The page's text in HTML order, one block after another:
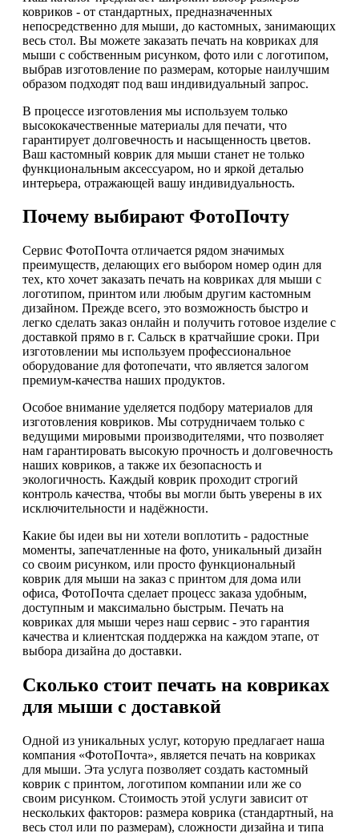
ковриков - от стандартных, предназначенных
непосредственно для мыши, до кастомных, занимающих
весь стол. Вы можете заказать печать на ковриках для
мыши с собственным рисунком, фото или с логотипом,
выбрав изготовление по размерам, которые наилучшим
образом подходят под ваш индивидуальный запрос.
В процессе изготовления мы используем только
высококачественные материалы для печати, что
гарантирует долговечность и насыщенность цветов.
Ваш кастомный коврик для мыши станет не только
функциональным аксессуаром, но и яркой деталью
интерьера, отражающей вашу индивидуальность.
Почему выбирают ФотоПочту
Сервис ФотоПочта отличается рядом значимых
преимуществ, делающих его выбором номер один для
тех, кто хочет заказать печать на ковриках для мыши с
логотипом, принтом или любым другим кастомным
дизайном. Прежде всего, это возможность быстро и
легко сделать заказ онлайн и получить готовое изделие с
доставкой прямо в г. Сальск в кратчайшие сроки. При
изготовлении мы используем профессиональное
оборудование для фотопечати, что является залогом
премиум-качества наших продуктов.
Особое внимание уделяется подбору материалов для
изготовления ковриков. Мы сотрудничаем только с
ведущими мировыми производителями, что позволяет
нам гарантировать высокую прочность и долговечность
наших ковриков, а также их безопасность и
экологичность. Каждый коврик проходит строгий
контроль качества, чтобы вы могли быть уверены в их
исключительности и надёжности.
Какие бы идеи вы ни хотели воплотить - радостные
моменты, запечатленные на фото, уникальный дизайн
со своим рисунком, или просто функциональный
коврик для мыши на заказ с принтом для дома или
офиса, ФотоПочта сделает процесс заказа удобным,
доступным и максимально быстрым. Печать на
ковриках для мыши через наш сервис - это гарантия
качества и клиентская поддержка на каждом этапе, от
выбора дизайна до доставки.
Сколько стоит печать на ковриках
для мыши с доставкой
Одной из уникальных услуг, которую предлагает наша
компания «ФотоПочта», является печать на ковриках
для мыши. Эта услуга позволяет создать кастомный
коврик с принтом, логотипом компании или же со
своим рисунком. Стоимость этой услуги зависит от
нескольких факторов: размера коврика (стандартный, на
весь стол или по размерам), сложности дизайна и типа